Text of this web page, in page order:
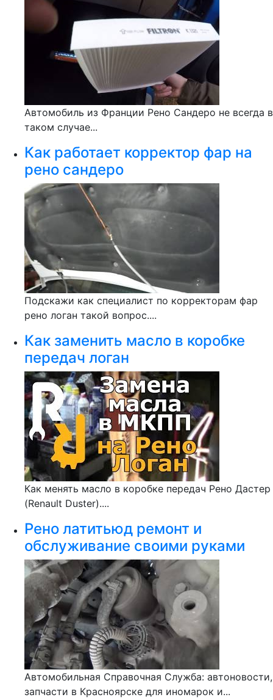
Автомобиль из Франции Рено Сандеро не всегда в
таком случае...
Как работает корректор фар на
рено сандеро
Подскажи как специалист по корректорам фар
рено логан такой вопрос....
Как заменить масло в коробке
передач логан
Как менять масло в коробке передач Рено Дастер
(Renault Duster)....
Рено латитьюд ремонт и
обслуживание своими руками
Автомобильная Справочная Служба: автоновости,
запчасти в Красноярске для иномарок и...